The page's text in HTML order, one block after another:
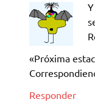
«Próxima
Responder